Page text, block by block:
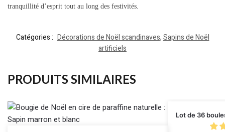
tranquillité d’esprit tout au long des festivités.
Catégories : Décorations de Noël scandinaves,Sapins de Noël
artificiels
PRODUITS SIMILAIRES
Lot de 36